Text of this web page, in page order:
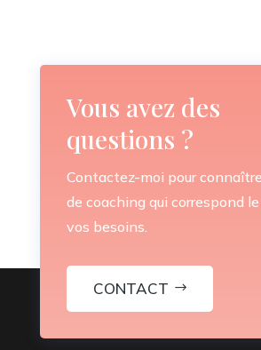
Vous avez des
questions ?
Contactez-moi pour
de coaching qui correspond
vos besoins.
CONTACT